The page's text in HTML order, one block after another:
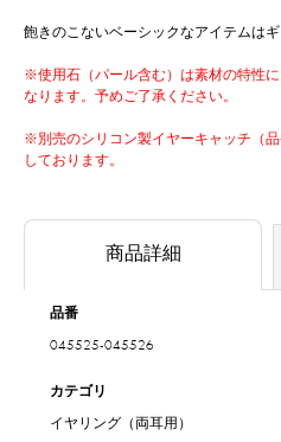
飽きのこないベーシックなアイテムはギ
※使用石（パール含む）は素材の特性
なります。予めご了承ください。
※別売のシリコン製イヤーキャッチ（
しております。
商品詳細
品番
045525-045526
カテゴリ
イヤリング（両耳用）